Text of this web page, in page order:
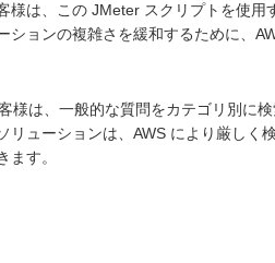
様は、この JMeter スクリプトを使用
ションの複雑さを緩和するために、
様は、一般的な質問をカテゴリ別に検
ューションは、AWS により厳しく
す。